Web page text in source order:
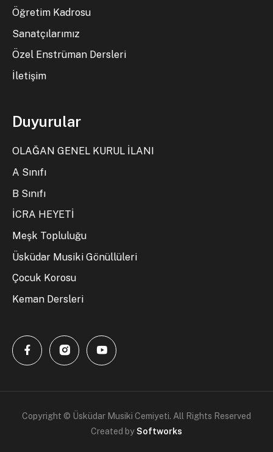
Öğretim Kadrosu
Sanatçılarımız
Özel Enstrüman Dersleri
İletişim
Duyurular
OLAĞAN GENEL KURUL İLANI
A Sınıfı
B Sınıfı
İCRA HEYETİ
Meşk Topluluğu
Üsküdar Musiki Gönüllüleri
Çocuk Korosu
Keman Dersleri
Copyright © Üsküdar Musiki Cemiyeti. All Rights Reserved
Created bySoftworks